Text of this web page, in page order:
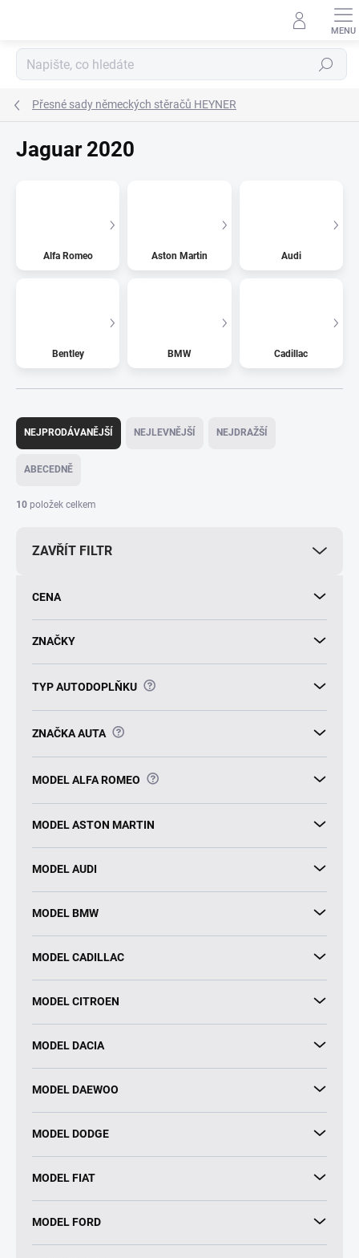
Hledat
Přesné sady německých stěračů HEYNER
Jaguar 2020
Alfa Romeo Aston Martin Audi
Bentley BMW Cadillac
Ř
z
í
NEJPRODÁVANĚJŠÍ NEJLEVNĚJŠÍ NEJDRAŽŠÍ
ABECEDNĚ
10 položek celkem
ZAVŘÍT FILTR
CENA
ZNAČKY
TYP AUTODOPLŇKU ?
ZNAČKA AUTA ?
MODEL ALFA ROMEO ?
MODEL ASTON MARTIN
MODEL AUDI
MODEL BMW
MODEL CADILLAC
MODEL CITROEN
MODEL DACIA
MODEL DAEWOO
MODEL DODGE
MODEL FIAT
MODEL FORD